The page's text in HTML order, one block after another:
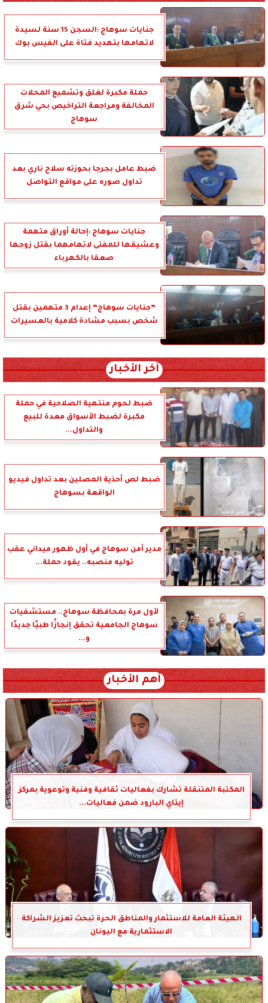
جنايات سوهاج :السجن 15 سنة لسيدة
لاتهامها بتهديد فتاة على الفيس بوك
حملة مكبرة لغلق وتشميع المحلات
المخالفة ومراجعة التراخيص بحي شرق
سوهاج
ضبط عامل بجرجا بحوزته سلاح ناري بعد
تداول صوره على مواقع التواصل
جنايات سوهاج :إحالة أوراق متهمة
وعشيقها للمفتى لاتهامهما بقتل زوجها
صعقا بالكهرباء
”جنايات سوهاج” إعدام 3 متهمين بقتل
شخص بسبب مشادة كلامية بالعسيرات
آخر الأخبار
ضبط لحوم منتهية الصلاحية في حملة
مكبرة لضبط الأسواق معدة للبيع
والتداول...
ضبط لص أحذية المصلين بعد تداول فيديو
الواقعة بسوهاج
مدير أمن سوهاج في أول ظهور ميداني عقب
توليه منصبه.. يقود حملة...
لأول مرة بمحافظة سوهاج.. مستشفيات
سوهاج الجامعية تحقق إنجازًا طبيًا جديدًا
و...
أهم الأخبار
المكتبة المتنقلة تشارك بفعاليات ثقافية وفنية وتوعوية بمركز
إيتاي البارود ضمن فعاليات...
الهيئة العامة للاستثمار والمناطق الحرة تبحث تعزيز الشراكة
الاستثمارية مع اليونان